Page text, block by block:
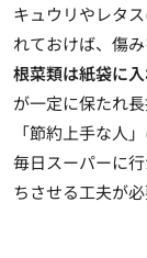
キュウリやレタ
れておけば、傷
根菜類は紙袋に
が一定に保たれ長
「節約上手な人
毎日スーパーに行
ちさせる工夫が必